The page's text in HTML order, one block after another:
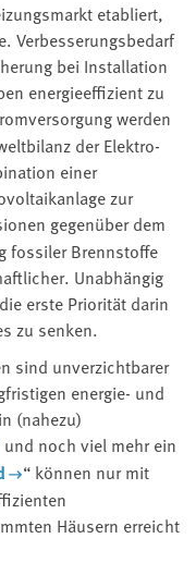
etabliert,
Verbesserungsbedarf
bei Installation
energieeffizient zu
werden
der Elektro-
einer
zur
gegenüber dem
fossiler Brennstoffe
Unabhängig
erste Priorität darin
zu senken.
sind unverzichtbarer
energie- und
(nahezu)
und noch viel mehr ein
“ können nur mit
Häusern erreicht